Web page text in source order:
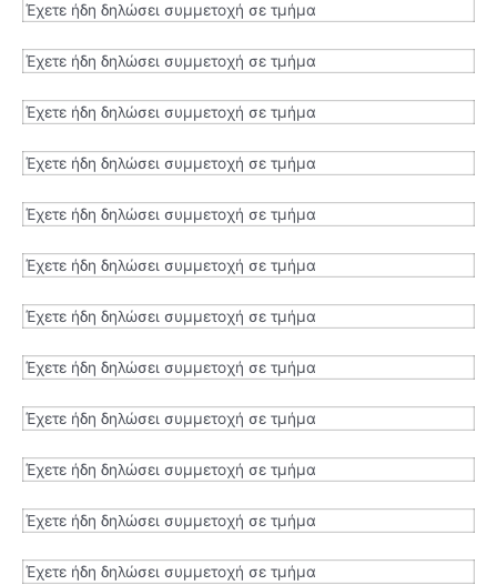
Έχετε ήδη δηλώσει συμμετοχή σε τμήμα
Έχετε ήδη δηλώσει συμμετοχή σε τμήμα
Έχετε ήδη δηλώσει συμμετοχή σε τμήμα
Έχετε ήδη δηλώσει συμμετοχή σε τμήμα
Έχετε ήδη δηλώσει συμμετοχή σε τμήμα
Έχετε ήδη δηλώσει συμμετοχή σε τμήμα
Έχετε ήδη δηλώσει συμμετοχή σε τμήμα
Έχετε ήδη δηλώσει συμμετοχή σε τμήμα
Έχετε ήδη δηλώσει συμμετοχή σε τμήμα
Έχετε ήδη δηλώσει συμμετοχή σε τμήμα
Έχετε ήδη δηλώσει συμμετοχή σε τμήμα
Έχετε ήδη δηλώσει συμμετοχή σε τμήμα